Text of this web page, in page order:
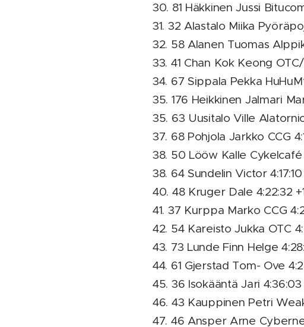
30. 81 Häkkinen Jussi
31. 32 Alastalo Miika
32. 58 Alanen Tuomas
33. 41 Chan Kok Keong
34. 67 Sippala Pekka
35. 176 Heikkinen Jalmari
35. 63 Uusitalo Ville
37. 68 Pohjola Jarkko CCG
38. 50 Lööw Kalle Cykelcafé
38. 64 Sundelin Victor 4:17:10
40. 48 Kruger Dale 4:22:32
41. 37 Kurppa Marko CCG
42. 54 Kareisto Jukka OTC
43. 73 Lunde Finn Helge
44. 61 Gjerstad Tom- Ove
45. 36 Isokääntä Jari 4:36:03
46. 43 Kauppinen Petri
47. 46 Ansper Arne